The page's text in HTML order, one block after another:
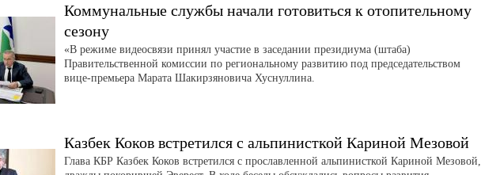
Коммунальные службы начали готовиться к отопительному
сезону
«В режиме видеосвязи принял участие в заседании президиума (штаба)
Правительственной комиссии по региональному развитию под председательством
вице-премьера Марата Шакирзяновича Хуснуллина.
Казбек Коков встретился с альпинисткой Кариной Мезовой
Глава КБР Казбек Коков встретился с прославленной альпинисткой Кариной Мезовой,